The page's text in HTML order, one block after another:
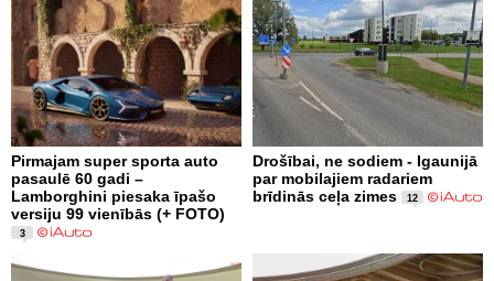
Pirmajam super sporta auto
pasaulē 60 gadi –
Lamborghini piesaka īpašo
versiju 99 vienībās (+ FOTO)
3
Drošībai, ne sodiem - Igaunijā
par mobilajiem radariem
brīdinās ceļa zimes
12